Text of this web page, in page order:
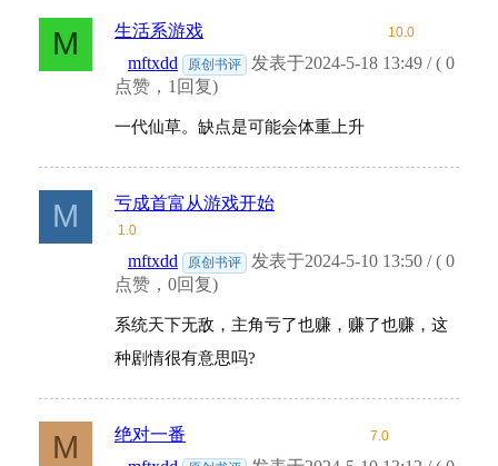
M 生活系游戏 10.0
mftxdd 原创书评
发表于2024-5-18 13:49 / ( 0
点赞，1回复)
一代仙草。缺点是可能会体重上升
M 亏成首富从游戏开始
1.0
mftxdd 原创书评
发表于2024-5-10 13:50 / ( 0
点赞，0回复)
系统天下无敌，主角亏了也赚，赚了也赚，这
种剧情很有意思吗?
M 绝对一番 7.0